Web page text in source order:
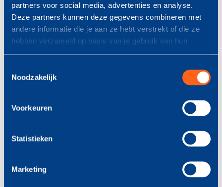
partners voor social media, advertenties en analyse.
Deze partners kunnen deze gegevens combineren met
andere informatie die je aan ze hebt verstrekt of die ze
hebben verzameld op basis van je gebruik van hun
services.
Noodzakelijk
Voorkeuren
Statistieken
Marketing
Uniek aanbod
€ 10.000,-
Samen